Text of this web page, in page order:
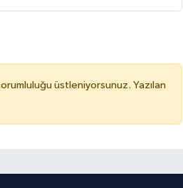
üstleniyorsunuz. Yazılan